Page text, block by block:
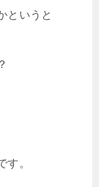
というと
す。